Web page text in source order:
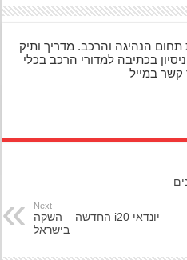
הנהיגה והרכב. מדריך ותיק
בכתיבה למדורי הרכב בכלי
במייל
Next
יונדאי i20 החדשה – השקה
בישראל